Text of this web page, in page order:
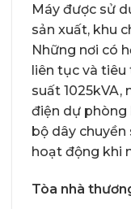
Máy được sử
sản xuất, khu
Những nơi có
liên tục và tiêu
suất 1025kVA,
điện dự phòng
bộ dây chuyền
hoạt động khi
Tòa nhà